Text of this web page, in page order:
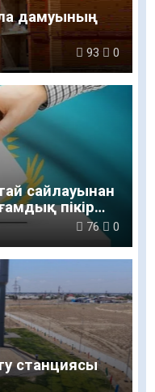
дамуының
93 0
сайлауынан
пікір
76 0
станциясы